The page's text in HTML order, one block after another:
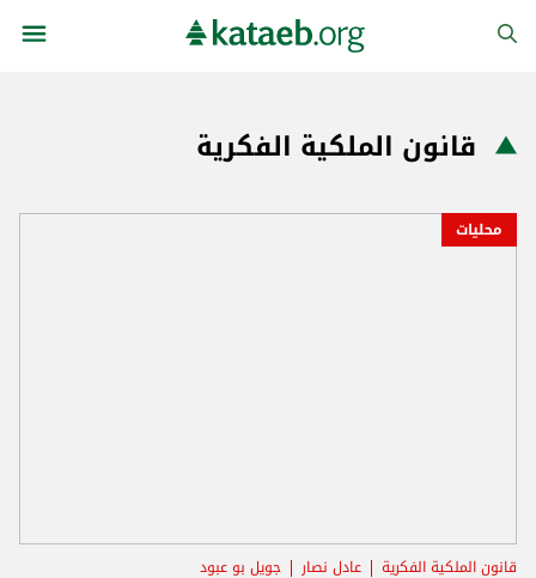
قانون الملكية الفكرية
محليات
قانون الملكية الفكرية عادل نصار جويل بو عبود